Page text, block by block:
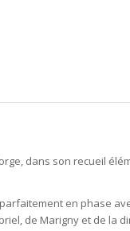
dans son recueil
en phase
de Marigny et de la